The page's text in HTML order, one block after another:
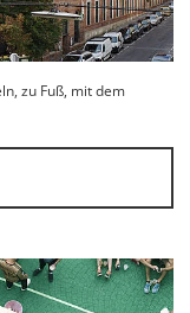
zu Fuß, mit dem